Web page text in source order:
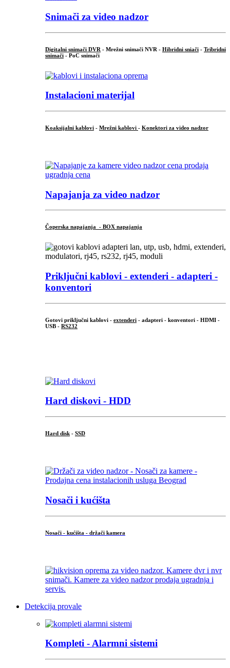
Snimači za video nadzor
Digitalni snimači DVR - Mrežni snimači NVR - Hibridni sniači - Tribridni
snimači - PoC snimači
Instalacioni materijal
Koaksijalni kablovi - Mrežni kablovi - Konektori za video nadzor
Napajanja za video nadzor
Čoperska napajanja - BOX napajanja
Priključni kablovi - extenderi - adapteri -
konventori
Gotovi priključni kablovi - extenderi - adapteri - konventori - HDMI -
USB - RS232
Hard diskovi - HDD
Hard disk - SSD
Nosači i kućišta
Nosači - kućišta - držači kamera
Detekcija provale
Kompleti - Alarmni sistemi